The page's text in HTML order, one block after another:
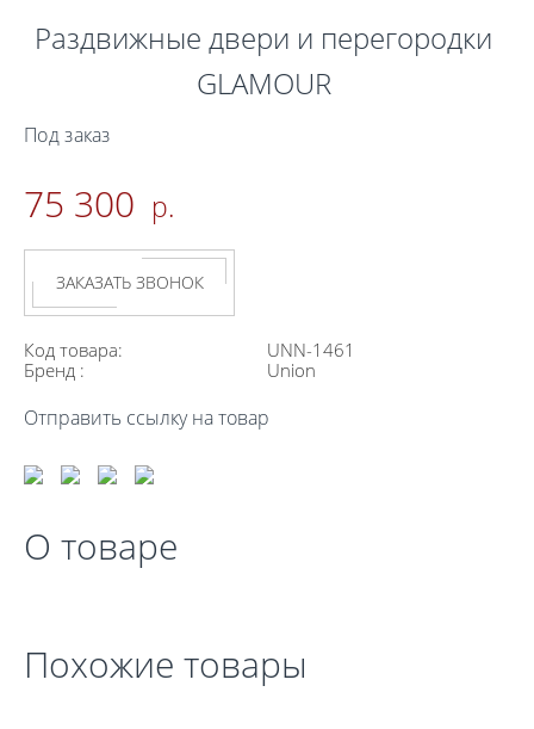
Раздвижные двери и перегородки
GLAMOUR
Под заказ
75 300 р.
ЗАКАЗАТЬ ЗВОНОК
Код товара:
UNN-1461
Бренд :
Union
Отправить ссылку на товар
О товаре
Похожие товары